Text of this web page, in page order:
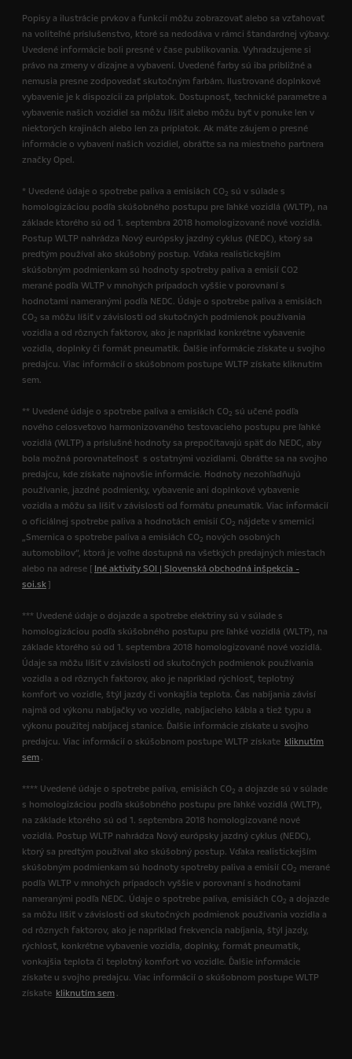
Popisy a ilustrácie prvkov a funkcií môžu zobrazovať alebo sa vzťahovať
na voliteľné príslušenstvo, ktoré sa nedodáva v rámci štandardnej výbavy.
Uvedené informácie boli presné v čase publikovania. Vyhradzujeme si
právo na zmeny v dizajne a vybavení. Uvedené farby sú iba približné a
nemusia presne zodpovedať skutočným farbám. Ilustrované doplnkové
vybavenie je k dispozícii za príplatok. Dostupnosť, technické parametre a
vybavenie našich vozidiel sa môžu líšiť alebo môžu byť v ponuke len v
niektorých krajinách alebo len za príplatok. Ak máte záujem o presné
informácie o vybavení našich vozidiel, obráťte sa na miestneho partnera
značky Opel.
* Uvedené údaje o spotrebe paliva a emisiách CO2 sú v súlade s
homologizáciou podľa skúšobného postupu pre ľahké vozidlá (WLTP), na
základe ktorého sú od 1. septembra 2018 homologizované nové vozidlá.
Postup WLTP nahrádza Nový európsky jazdný cyklus (NEDC), ktorý sa
predtým používal ako skúšobný postup. Vďaka realistickejším
skúšobným podmienkam sú hodnoty spotreby paliva a emisií CO2
merané podľa WLTP v mnohých prípadoch vyššie v porovnaní s
hodnotami nameranými podľa NEDC. Údaje o spotrebe paliva a emisiách
CO2 sa môžu líšiť v závislosti od skutočných podmienok používania
vozidla a od rôznych faktorov, ako je napríklad konkrétne vybavenie
vozidla, doplnky či formát pneumatík. Ďalšie informácie získate u svojho
predajcu. Viac informácií o skúšobnom postupe WLTP získate kliknutím
sem.
** Uvedené údaje o spotrebe paliva a emisiách CO2 sú učené podľa
nového celosvetovo harmonizovaného testovacieho postupu pre ľahké
vozidlá (WLTP) a príslušné hodnoty sa prepočítavajú späť do NEDC, aby
bola možná porovnateľnosť s ostatnými vozidlami. Obráťte sa na svojho
predajcu, kde získate najnovšie informácie. Hodnoty nezohľadňujú
používanie, jazdné podmienky, vybavenie ani doplnkové vybavenie
vozidla a môžu sa líšiť v závislosti od formátu pneumatík. Viac informácií
o oficiálnej spotrebe paliva a hodnotách emisií CO2 nájdete v smernici
„Smernica o spotrebe paliva a emisiách CO2 nových osobných
automobilov“, ktorá je voľne dostupná na všetkých predajných miestach
alebo na adrese [ Iné aktivity SOI | Slovenská obchodná inšpekcia -
soi.sk]
*** Uvedené údaje o dojazde a spotrebe elektriny sú v súlade s
homologizáciou podľa skúšobného postupu pre ľahké vozidlá (WLTP), na
základe ktorého sú od 1. septembra 2018 homologizované nové vozidlá.
Údaje sa môžu líšiť v závislosti od skutočných podmienok používania
vozidla a od rôznych faktorov, ako je napríklad rýchlosť, teplotný
komfort vo vozidle, štýl jazdy či vonkajšia teplota. Čas nabíjania závisí
najmä od výkonu nabíjačky vo vozidle, nabíjacieho kábla a tiež typu a
výkonu použitej nabíjacej stanice. Ďalšie informácie získate u svojho
predajcu. Viac informácií o skúšobnom postupe WLTP získate kliknutím
sem .
**** Uvedené údaje o spotrebe paliva, emisiách CO2 a dojazde sú v súlade
s homologizáciou podľa skúšobného postupu pre ľahké vozidlá (WLTP),
na základe ktorého sú od 1. septembra 2018 homologizované nové
vozidlá. Postup WLTP nahrádza Nový európsky jazdný cyklus (NEDC),
ktorý sa predtým používal ako skúšobný postup. Vďaka realistickejším
skúšobným podmienkam sú hodnoty spotreby paliva a emisií CO2 merané
podľa WLTP v mnohých prípadoch vyššie v porovnaní s hodnotami
nameranými podľa NEDC. Údaje o spotrebe paliva, emisiách CO2 a dojazde
sa môžu líšiť v závislosti od skutočných podmienok používania vozidla a
od rôznych faktorov, ako je napríklad frekvencia nabíjania, štýl jazdy,
rýchlosť, konkrétne vybavenie vozidla, doplnky, formát pneumatík,
vonkajšia teplota či teplotný komfort vo vozidle. Ďalšie informácie
získate u svojho predajcu. Viac informácií o skúšobnom postupe WLTP
získate kliknutím sem .